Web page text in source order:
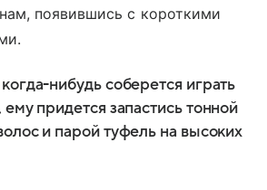
появившись с короткими
нибудь соберется играть
ему придется запастись тонной
и парой туфель на высоких